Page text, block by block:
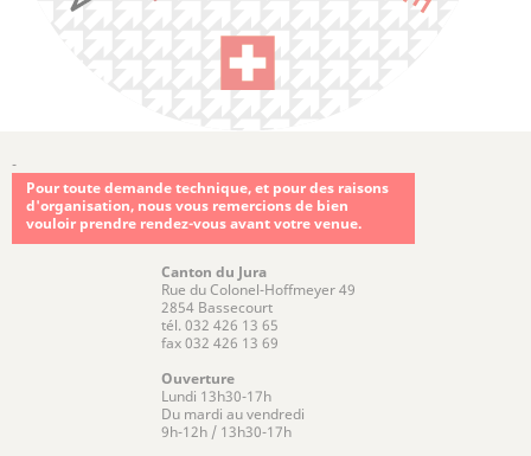
-
Pour toute demande technique, et pour des raisons
d'organisation, nous vous remercions de bien
vouloir prendre rendez-vous avant votre venue.
Canton du Jura
Rue du Colonel-Hoffmeyer 49
2854 Bassecourt
tél. 032 426 13 65
fax 032 426 13 69
Ouverture
Lundi 13h30-17h
Du mardi au vendredi
9h-12h / 13h30-17h